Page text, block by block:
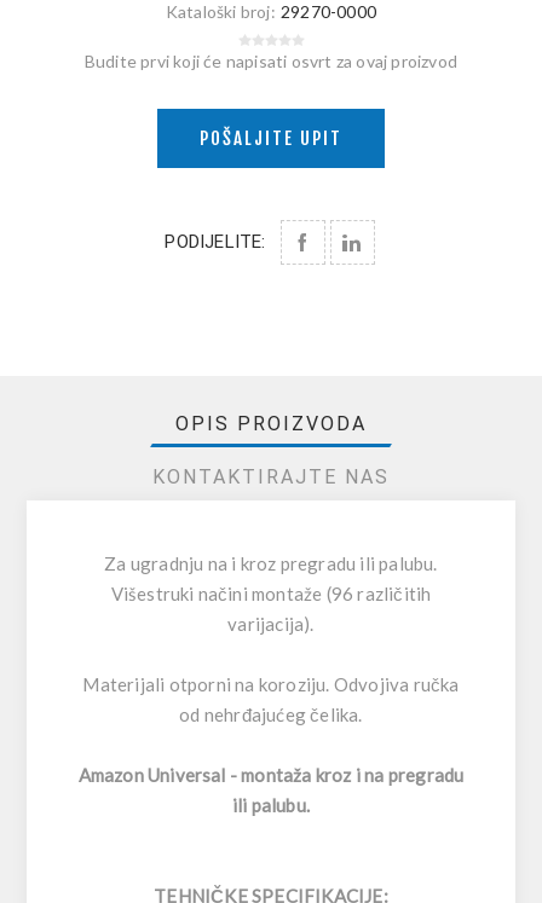
Kataloški broj: 29270-0000
Budite prvi koji će napisati osvrt za ovaj proizvod
POŠALJITE UPIT
PODIJELITE:
OPIS PROIZVODA
KONTAKTIRAJTE NAS
Za ugradnju na i kroz pregradu ili palubu.
Višestruki načini montaže (96 različitih
varijacija).
Materijali otporni na koroziju. Odvojiva ručka
od nehrđajućeg čelika.
Amazon Universal - montaža kroz i na pregradu
ili palubu.
TEHNIČKE SPECIFIKACIJE: